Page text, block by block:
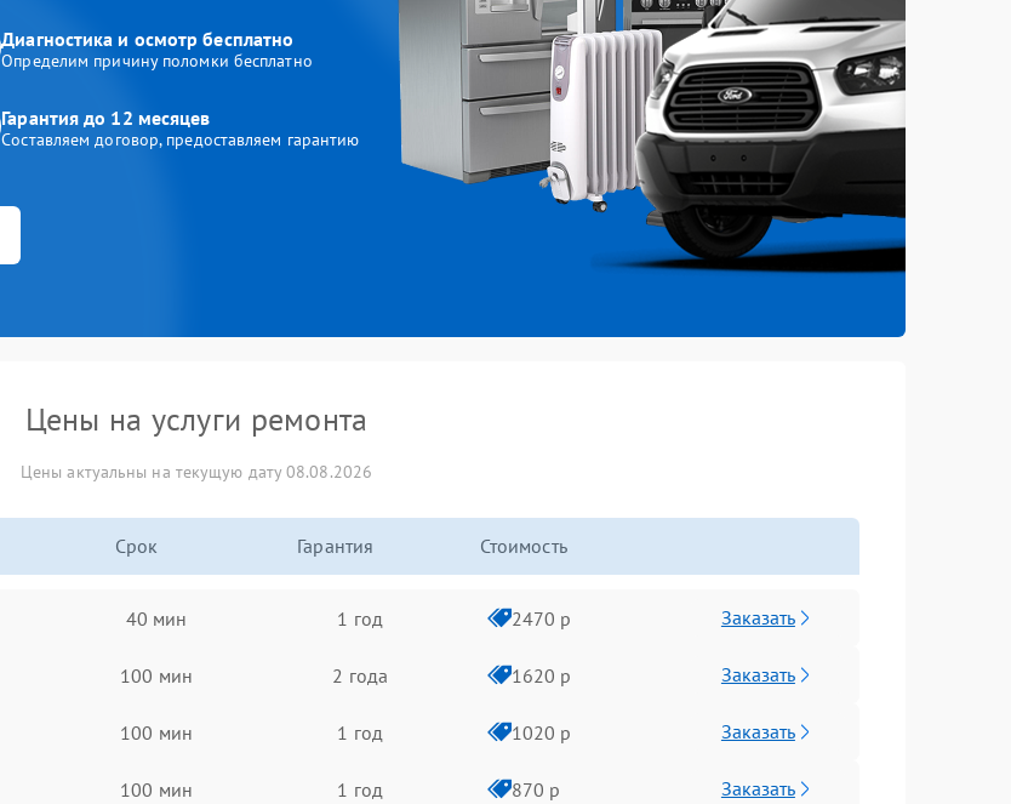
Диагностика и осмотр бесплатно
Определим причину поломки бесплатно
Гарантия до 12 месяцев
Составляем договор, предоставляем гарантию
Цены на услуги ремонта
Цены актуальны на текущую дату 08.08.2026
Срок Гарантия Стоимость
40 мин 1 год 2470 р Заказать
100 мин 2 года 1620 р Заказать
100 мин 1 год 1020 р Заказать
100 мин 1 год 870 р Заказать